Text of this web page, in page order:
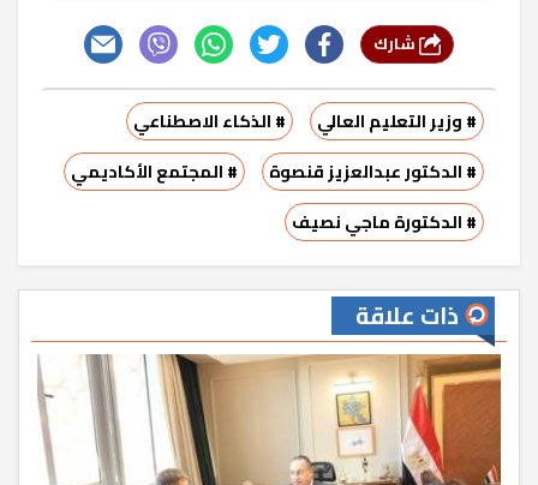
# وزير التعليم العالي
# الذكاء الاصطناعي
# الدكتور عبدالعزيز قنصوة
# المجتمع الأكاديمي
# الدكتورة ماجي نصيف
ذات علاقة